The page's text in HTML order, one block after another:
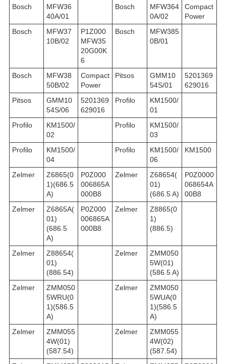
Bosch
MFW36
40A/01
Bosch
MFW364
0A/02
Compact
Power
Bosch
MFW37
10B/02
P1Z000
MFW35
20G00K
6
Bosch
MFW385
0B/01
Bosch
MFW38
50B/02
Compact
Power
Pitsos
GMM10
54S/01
5201369
629016
Pitsos
GMM10
54S/06
5201369
629016
Profilo
KM1500/
01
Profilo
KM1500/
02
Profilo
KM1500/
03
Profilo
KM1500/
04
Profilo
KM1500/
06
KM1500
Zelmer
Z6865(0
1)(686.5
A)
P0Z000
006865A
000B8
Zelmer
Z68654(
01)
(686.5 A)
P0Z0000
068654A
00B8
Zelmer
Z6865A(
01)
(686.5
A)
P0Z000
006865A
000B8
Zelmer
Z8865(0
1)
(886.5)
Zelmer
Z88654(
01)
(886.54)
Zelmer
ZMM050
5W(01)
(586.5 A)
Zelmer
ZMM050
5WRU(0
1)(586.5
A)
Zelmer
ZMM050
5WUA(0
1)(586.5
A)
Zelmer
ZMM055
4W(01)
(587.54)
Zelmer
ZMM055
4W(02)
(587.54)